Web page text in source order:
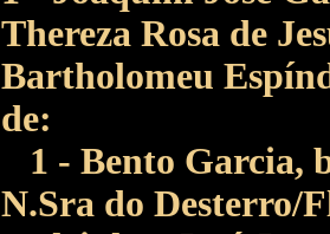
Thereza Rosa de
Bartholomeu
de:
1 - Bento Garcia,
N.Sra do Desterro/